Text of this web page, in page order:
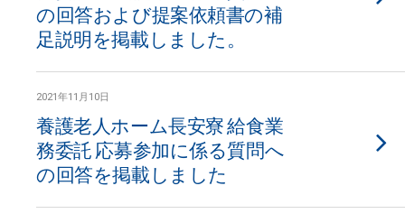
の回答および提案依頼書の補
足説明を掲載しました。
2021年11月10日
養護老人ホーム長安寮 給食業
務委託 応募参加に係る質問へ
の回答を掲載しました